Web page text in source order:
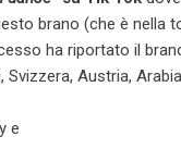
brano (che è nella
ha riportato il
Austria,
e